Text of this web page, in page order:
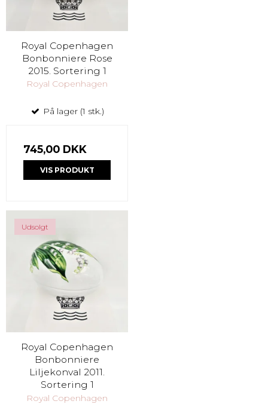
Royal Copenhagen
Bonbonniere Rose
2015. Sortering 1
Royal Copenhagen
På lager (1 stk.)
745,00 DKK
VIS PRODUKT
Udsolgt
Royal Copenhagen
Bonbonniere
Liljekonval 2011.
Sortering 1
Royal Copenhagen